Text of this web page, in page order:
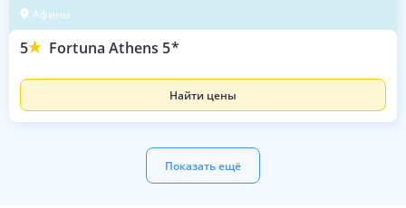
Афины
5 Fortuna Athens 5*
Найти цены
Показать ещё